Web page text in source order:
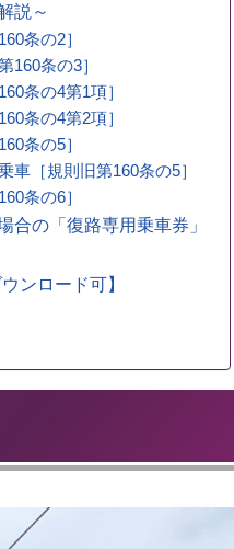
説～
条の2］
160条の3］
条の4第1項］
条の4第2項］
条の5］
車［規則旧第160条の5］
条の6］
合の「復路専用乗車券」
ンロード可】